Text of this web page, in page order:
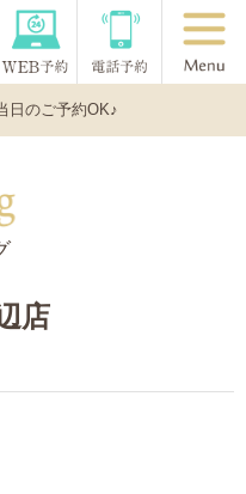
日のご予約OK♪
店